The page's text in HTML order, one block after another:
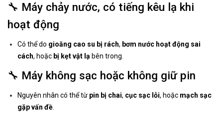
🔧 Máy chảy nước, có tiếng kêu lạ khi
hoạt động
Có thể do gioăng cao su bị rách, bơm nước hoạt động sai
cách, hoặc bị kẹt vật lạ bên trong.
🔧 Máy không sạc hoặc không giữ pin
Nguyên nhân có thể từ pin bị chai, cục sạc lỗi, hoặc mạch sạc
gặp vấn đề